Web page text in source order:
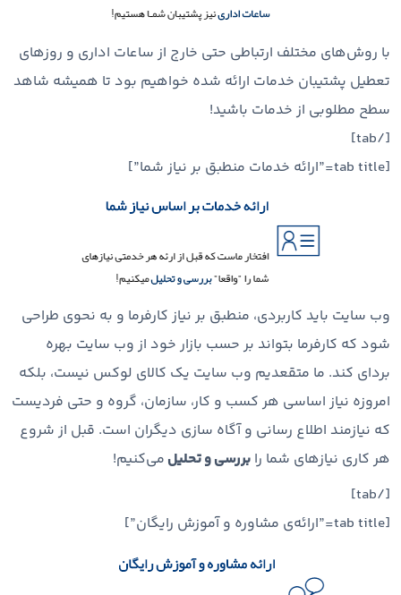
با روش‌های مختلف ارتباطی حتی خارج از ساعات اداری و روزهای
تعطیل پشتیبان خدمات ارائه شده خواهیم بود تا همیشه شاهد
سطح مطلوبی از خدمات باشید!
[/tab]
[tab title=”ارائه خدمات منطبق بر نیاز شما”]
وب سایت باید کاربردی، منطبق بر نیاز کارفرما و به نحوی طراحی
شود که کارفرما بتواند بر حسب بازار خود از وب سایت بهره
بردای کند. ما متقعدیم وب سایت یک کالای لوکس نیست، بلکه
امروزه نیاز اساسی هر کسب و کار، سازمان، گروه و حتی فردیست
که نیازمند اطلاع رسانی و آگاه سازی دیگران است. قبل از شروع
هر کاری نیازهای شما را بررسی و تحلیل می‌کنیم!
[/tab]
[tab title=”ارائه‌ی مشاوره و آموزش رایگان”]